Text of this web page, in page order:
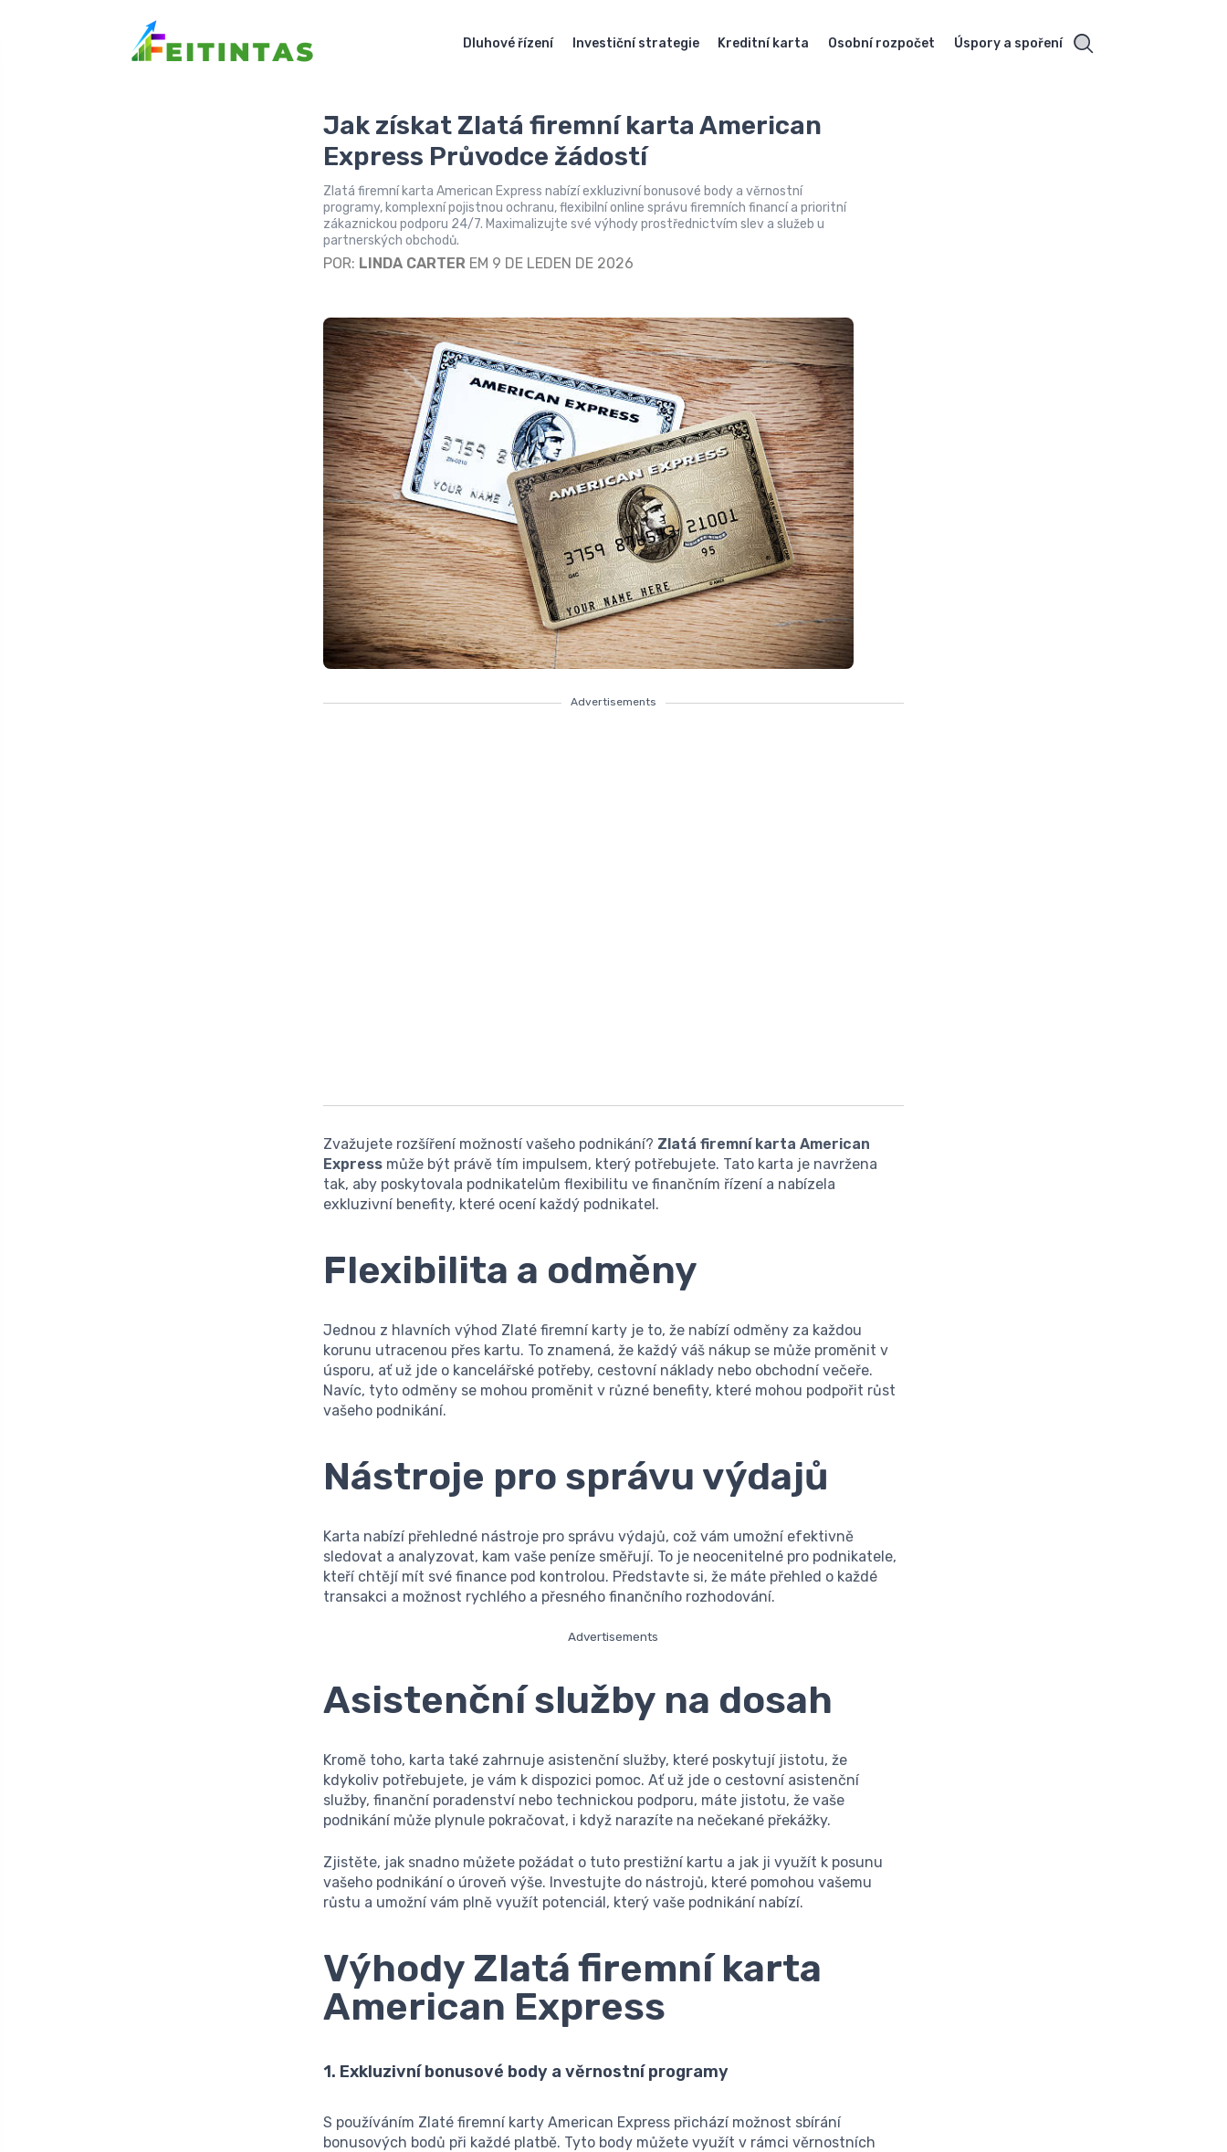
Dluhové řízení Investiční strategie Kreditní karta Osobní rozpočet Úspory a spoření
Jak získat Zlatá firemní karta American
Express Průvodce žádostí
Zlatá firemní karta American Express nabízí exkluzivní bonusové body a věrnostní
programy, komplexní pojistnou ochranu, flexibilní online správu firemních financí a prioritní
zákaznickou podporu 24/7. Maximalizujte své výhody prostřednictvím slev a služeb u
partnerských obchodů.
POR: LINDA CARTER EM 9 DE LEDEN DE 2026
Advertisements
Zvažujete rozšíření možností vašeho podnikání? Zlatá firemní karta American
Express může být právě tím impulsem, který potřebujete. Tato karta je navržena
tak, aby poskytovala podnikatelům flexibilitu ve finančním řízení a nabízela
exkluzivní benefity, které ocení každý podnikatel.
Flexibilita a odměny
Jednou z hlavních výhod Zlaté firemní karty je to, že nabízí odměny za každou
korunu utracenou přes kartu. To znamená, že každý váš nákup se může proměnit v
úsporu, ať už jde o kancelářské potřeby, cestovní náklady nebo obchodní večeře.
Navíc, tyto odměny se mohou proměnit v různé benefity, které mohou podpořit růst
vašeho podnikání.
Nástroje pro správu výdajů
Karta nabízí přehledné nástroje pro správu výdajů, což vám umožní efektivně
sledovat a analyzovat, kam vaše peníze směřují. To je neocenitelné pro podnikatele,
kteří chtějí mít své finance pod kontrolou. Představte si, že máte přehled o každé
transakci a možnost rychlého a přesného finančního rozhodování.
Advertisements
Asistenční služby na dosah
Kromě toho, karta také zahrnuje asistenční služby, které poskytují jistotu, že
kdykoliv potřebujete, je vám k dispozici pomoc. Ať už jde o cestovní asistenční
služby, finanční poradenství nebo technickou podporu, máte jistotu, že vaše
podnikání může plynule pokračovat, i když narazíte na nečekané překážky.
Zjistěte, jak snadno můžete požádat o tuto prestižní kartu a jak ji využít k posunu
vašeho podnikání o úroveň výše. Investujte do nástrojů, které pomohou vašemu
růstu a umožní vám plně využít potenciál, který vaše podnikání nabízí.
Výhody Zlatá firemní karta
American Express
1. Exkluzivní bonusové body a věrnostní programy
S používáním Zlaté firemní karty American Express přichází možnost sbírání
bonusových bodů při každé platbě. Tyto body můžete využít v rámci věrnostních